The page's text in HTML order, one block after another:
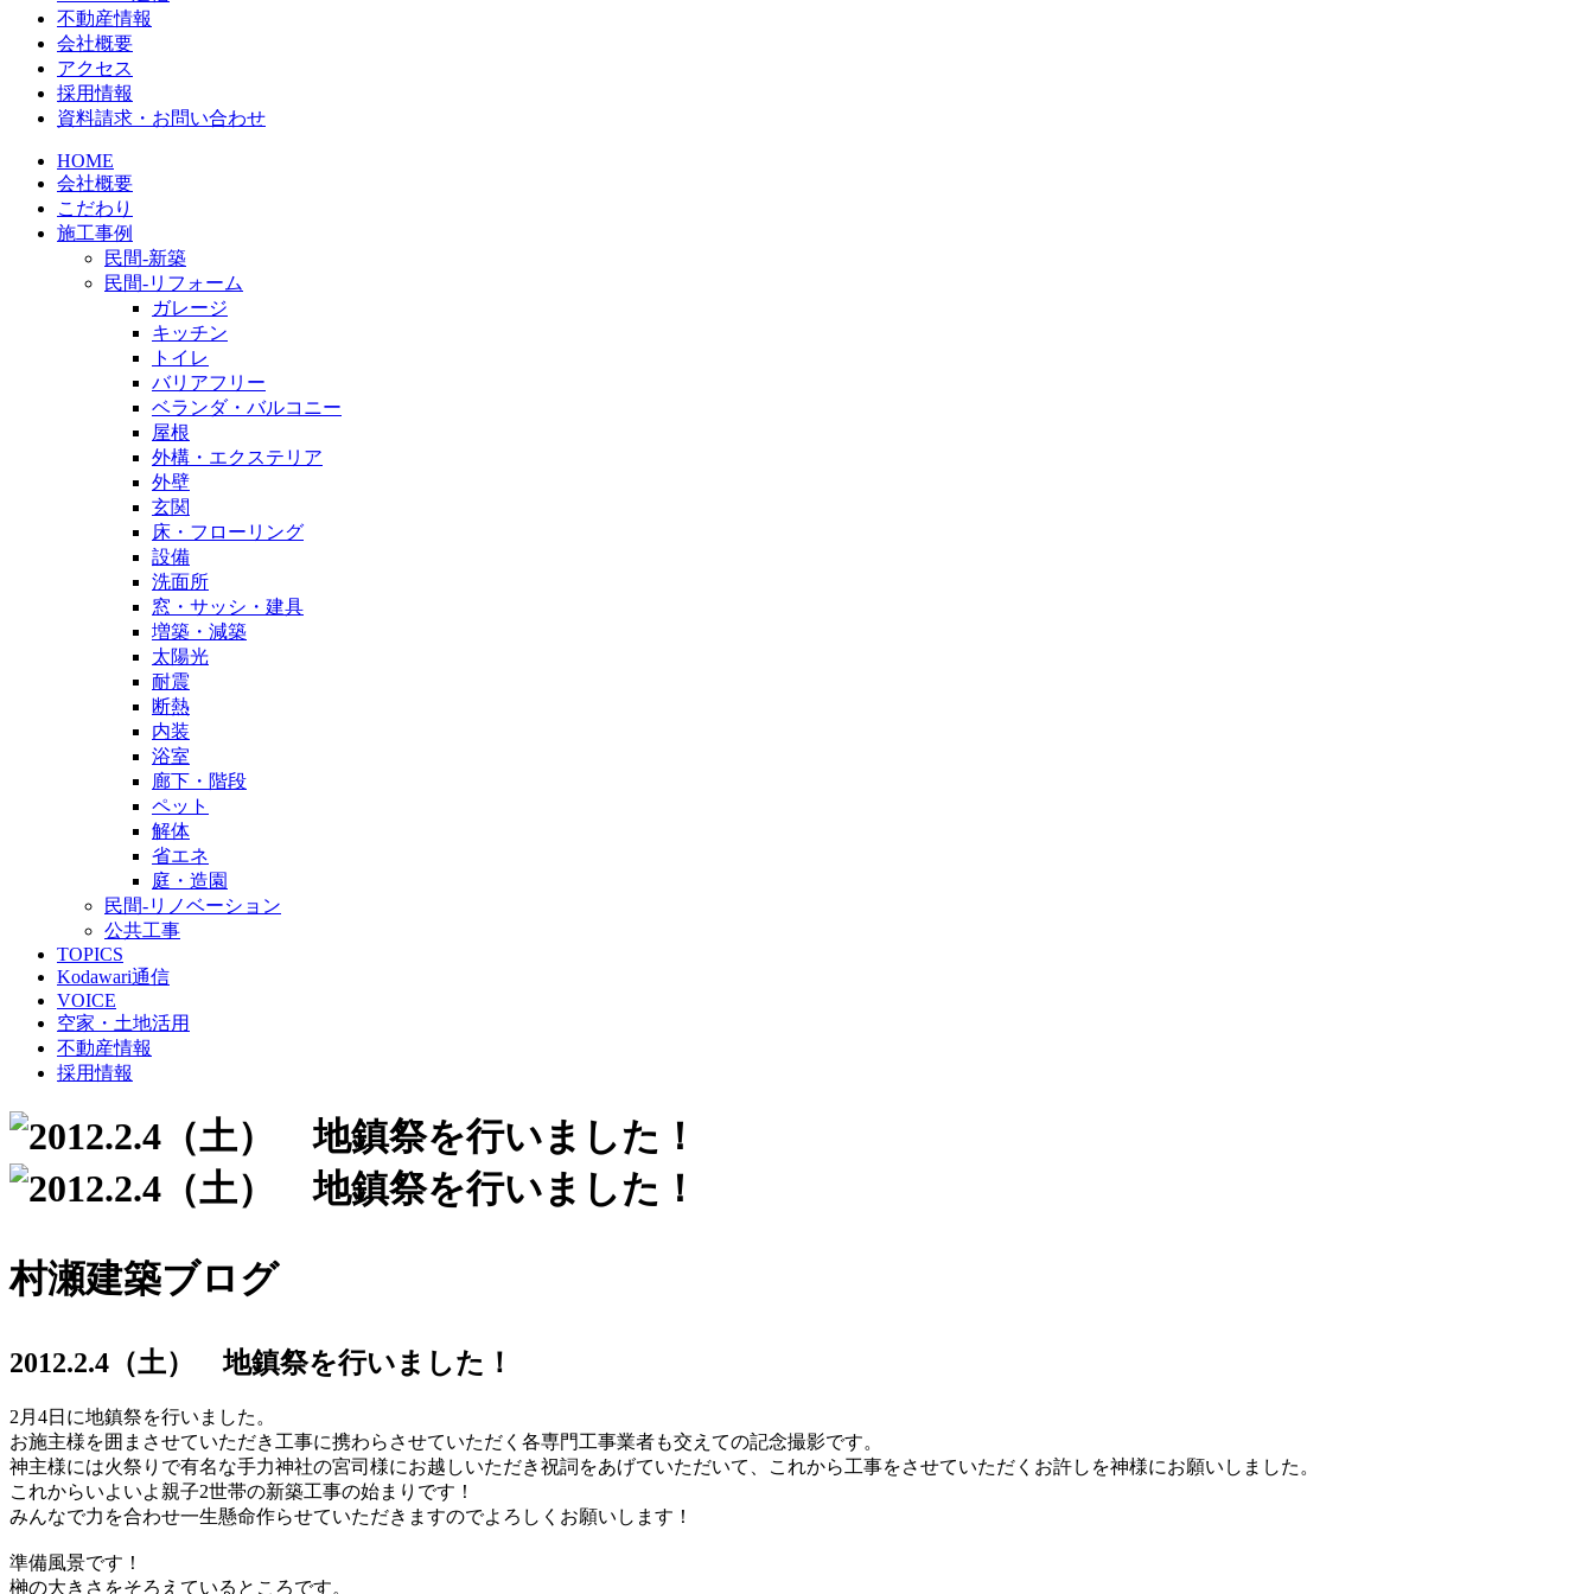
不動産情報
会社概要
アクセス
採用情報
資料請求・お問い合わせ
HOME
会社概要
こだわり
施工事例
民間-新築
民間-リフォーム
ガレージ
キッチン
トイレ
バリアフリー
ベランダ・バルコニー
屋根
外構・エクステリア
外壁
玄関
床・フローリング
設備
洗面所
窓・サッシ・建具
増築・減築
太陽光
耐震
断熱
内装
浴室
廊下・階段
ペット
解体
省エネ
庭・造園
民間-リノベーション
公共工事
TOPICS
Kodawari通信
VOICE
空家・土地活用
不動産情報
採用情報
村瀬建築ブログ
2012.2.4（土） 地鎮祭を行いました！
2月4日に地鎮祭を行いました。
お施主様を囲まさせていただき工事に携わらさせていただく各専門工事業者も交えての記念撮影です。
神主様には火祭りで有名な手力神社の宮司様にお越しいただき祝詞をあげていただいて、これから工事をさせていただくお許しを神様にお願いしました。
これからいよいよ親子2世帯の新築工事の始まりです！
みんなで力を合わせ一生懸命作らせていただきますのでよろしくお願いします！
準備風景です！
榊の大きさをそろえているところです。